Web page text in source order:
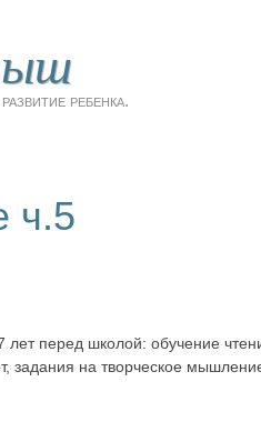
ребенка.
ч.5
лет перед школой: обучение
задания на творческое